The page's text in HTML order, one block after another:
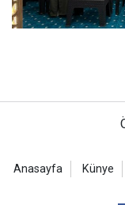
Anasayfa Künye